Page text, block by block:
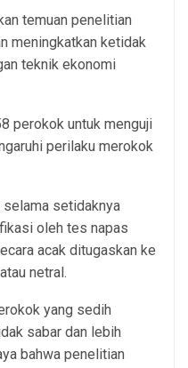
temuan penelitian
meningkatkan ketidak
teknik ekonomi
perokok untuk menguji
perilaku merokok
setidaknya
oleh tes napas
acak ditugaskan ke
netral.
yang sedih
sabar dan lebih
bahwa penelitian